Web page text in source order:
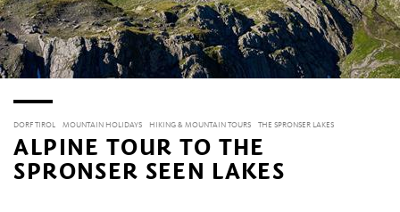
DORF TIROL MOUNTAIN HOLIDAYS HIKING & MOUNTAIN TOURS THE SPRONSER LAKES
ALPINE TOUR TO THE
SPRONSER SEEN LAKES